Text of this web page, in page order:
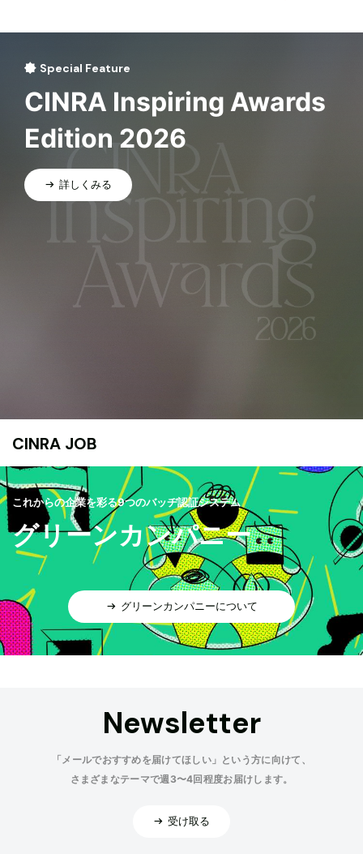
Special Feature
CINRA Inspiring Awards
Edition 2026
詳しくみる
CINRA JOB
これからの企業を彩る9つのバッヂ認証システム
グリーンカンパニー
グリーンカンパニーについて
Newsletter
「メールでおすすめを届けてほしい」という方に向けて、
さまざまなテーマで週3〜4回程度お届けします。
受け取る